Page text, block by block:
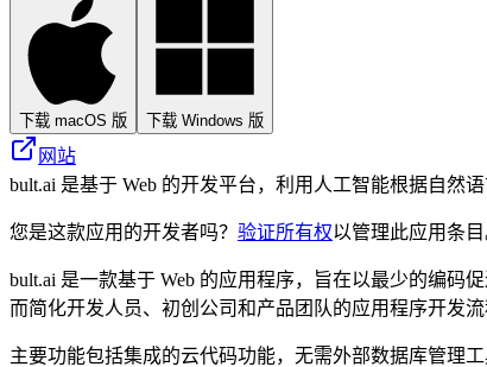
下载 macOS 版 下载 Windows 版
网站
bult.ai 是基于 Web 的开发平台，利用人工智能根据自然
您是这款应用的开发者吗？ 验证所有权以管理此应用条目
bult.ai 是一款基于 Web 的应用程序，旨在以最少的编码
而简化开发人员、初创公司和产品团队的应用程序开发流
主要功能包括集成的云代码功能，无需外部数据库管理